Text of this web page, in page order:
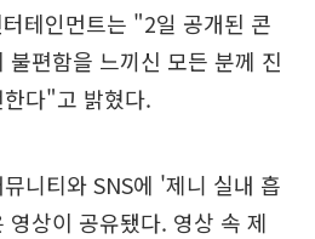
테인먼트는 "2일 공개된 콘
불편함을 느끼신 모든 분께 진
다"고 밝혔다.
니티와 SNS에 '제니 실내 흡
상이 공유됐다. 영상 속 제